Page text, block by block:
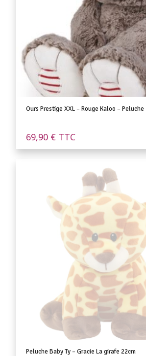
Ours Prestige XXL – Rouge Kaloo – Peluche
69,90 € TTC
Peluche Baby Ty – Gracie La girafe 22cm